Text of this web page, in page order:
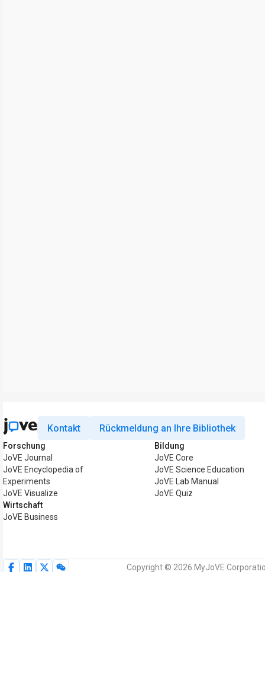
Kontakt Rückmeldung an Ihre Bibliothek
Forschung
JoVE Journal
JoVE Encyclopedia of
Experiments
JoVE Visualize
Wirtschaft
JoVE Business
Bildung
JoVE Core
JoVE Science Education
JoVE Lab Manual
JoVE Quiz
Copyright © 2026 MyJoVE